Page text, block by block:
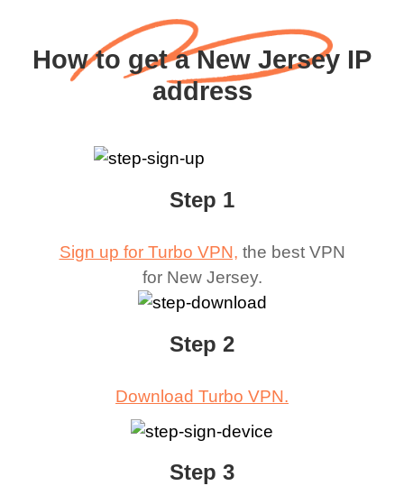
How to get a New Jersey IP
address
Step 1
Sign up for Turbo VPN, the best VPN
for New Jersey.
Step 2
Download Turbo VPN.
Step 3